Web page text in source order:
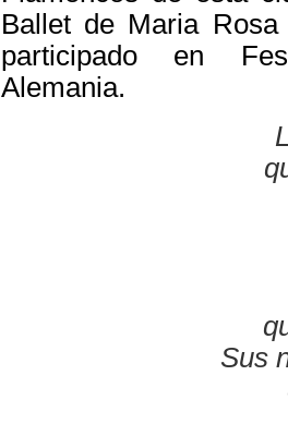
Ballet de Maria
participado en
Alemania.
Sus